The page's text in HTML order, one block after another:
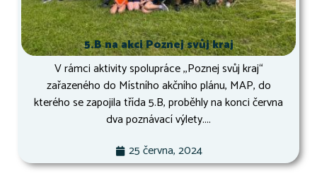
5.B na akci Poznej svůj kraj
V rámci aktivity spolupráce ,,Poznej svůj kraj“
zařazeného do Místního akčního plánu, MAP, do
kterého se zapojila třída 5.B, proběhly na konci června
dva poznávací výlety....
25 června, 2024